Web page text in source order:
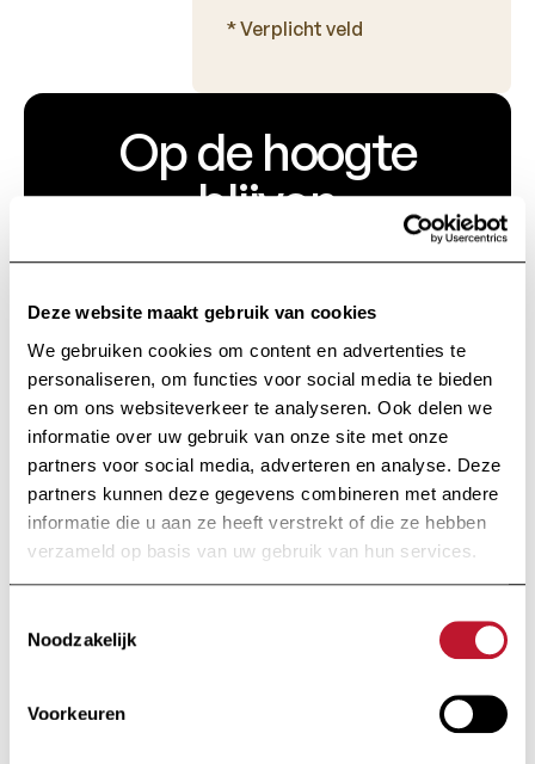
Deze website maakt gebruik van cookies
We gebruiken cookies om content en advertenties te
personaliseren, om functies voor social media te bieden
en om ons websiteverkeer te analyseren. Ook delen we
informatie over uw gebruik van onze site met onze
partners voor social media, adverteren en analyse. Deze
partners kunnen deze gegevens combineren met andere
informatie die u aan ze heeft verstrekt of die ze hebben
verzameld op basis van uw gebruik van hun services.
Noodzakelijk
Voorkeuren
* Verplicht veld
Op de hoogte
blijven
rechtstreeks in je inbox.
Ik schrijf me in
privacybeleid.
Voettekst